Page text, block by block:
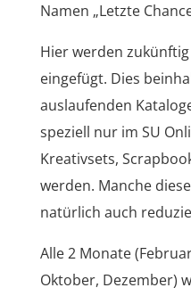
Namen „Letzte
Hier werden
eingefügt. Dies
auslaufenden
speziell nur im SU
Kreativsets,
werden. Manche
natürlich auch
Alle 2 Monate
Oktober, Dezember)